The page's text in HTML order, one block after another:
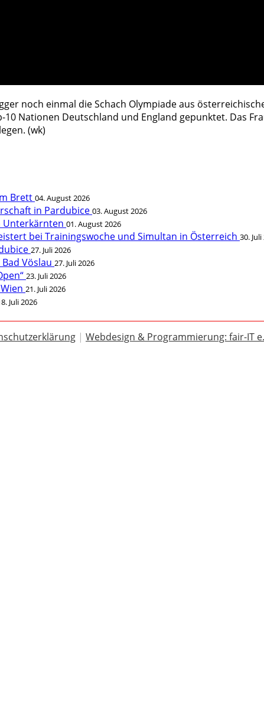
noch einmal die Schach Olympiade aus
Nationen Deutschland und England gepunktet. Das
(wk)
Brett 04. August 2026
in Pardubice 03. August 2026
Unterkärnten 01. August 2026
bei Trainingswoche und Simultan in Österreich 30.
27. Juli 2026
Vöslau 27. Juli 2026
23. Juli 2026
21. Juli 2026
Juli 2026
| Webdesign & Programmierung: fair-IT